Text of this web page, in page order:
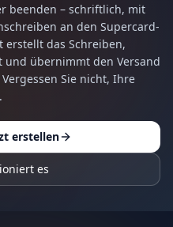
beenden – schriftlich, mit
an den Supercard-
das Schreiben,
übernimmt den Versand
Sie nicht, Ihre
erstellen
es